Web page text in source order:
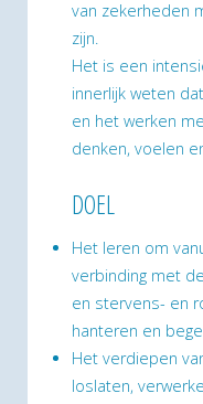
van zekerheden
zijn.
Het is een
innerlijk weten
en het werken
denken, voelen
DOEL
Het leren om
verbinding met
en stervens- en
hanteren en
Het verdiepen
loslaten,